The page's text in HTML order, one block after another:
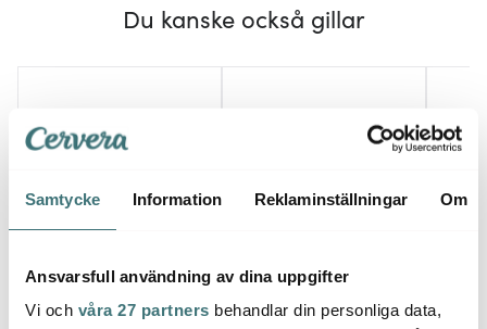
Samtycke Information Reklaminställningar Om
Ansvarsfull användning av dina uppgifter
Vi och våra 27 partners behandlar din personliga data,
Du kanske också gillar
Satake
Spaghettislev 33,5 cm
Aida
Raw skärbräda 38x28